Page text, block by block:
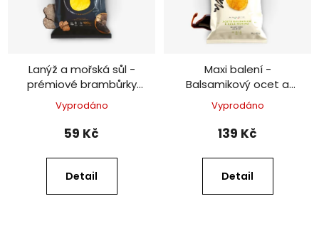
Lanýž a mořská sůl -
prémiové brambůrky
120 g
Vyprodáno
59 Kč
Detail
Maxi balení -
Balsamikový ocet a
mořská sůl - prémiové
brambůrky 300 g
Vyprodáno
139 Kč
Detail